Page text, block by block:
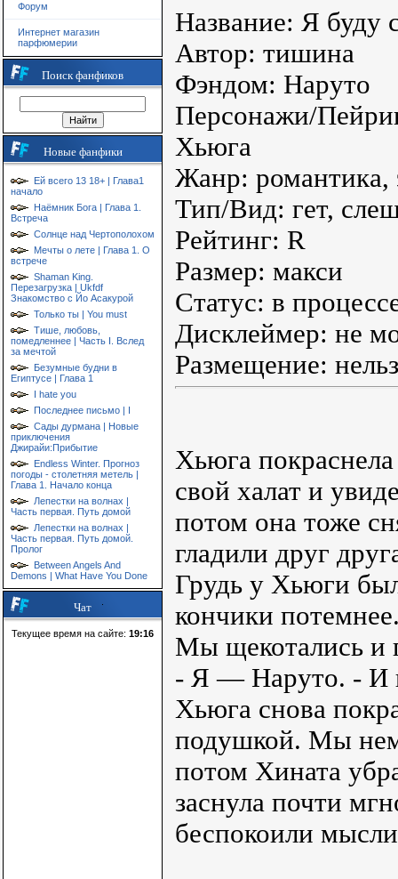
Форум
Интернет магазин
парфюмерии
Поиск фанфиков
Новые фанфики
Ей всего 13 18+ | Глава1
начало
Наёмник Бога | Глава 1.
Встреча
Солнце над Чертополохом
Мечты о лете | Глава 1. О
встрече
Shaman King.
Перезагрузка | Ukfdf
Знакомство с Йо Асакурой
Только ты | You must
Тише, любовь,
помедленнее | Часть I. Вслед
за мечтой
Безумные будни в
Египтусе | Глава 1
I hate you
Последнее письмо | I
Сады дурмана | Новые
приключения
Джирайи:Прибытие
Endless Winter. Прогноз
погоды - столетняя метель |
Глава 1. Начало конца
Лепестки на волнах |
Часть первая. Путь домой
Лепестки на волнах |
Часть первая. Путь домой.
Пролог
Between Angels And
Demons | What Have You Done
Чат
Текущее время на сайте: 19:16
Название: Я буду
Автор: тишина
Фэндом: Наруто
Персонажи/
Хьюга
Жанр: романтика,
Тип/Вид: гет,
Рейтинг: R
Размер: макси
Статус: в
Дисклеймер: не
Размещение:
Хьюга
свой халат и
потом она тоже
гладили друг
Грудь у Хьюги
кончики
Мы щекотались и
- Я — Наруто. - И
Хьюга снова
подушкой. Мы
потом Хината
заснула почти
беспокоили